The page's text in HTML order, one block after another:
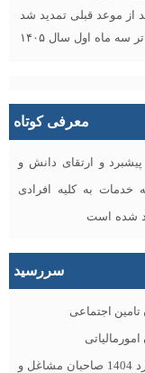
ماه اول سال ۱۴۰۵
معرفی کوتاه
و ارتقای دانش و
به کلیه افرادی
شده است
سررسید
-31 شهریور مهلت ارسال اظهارنامه مالیاتی عملکرد 1404 صاحبان مشاغل و